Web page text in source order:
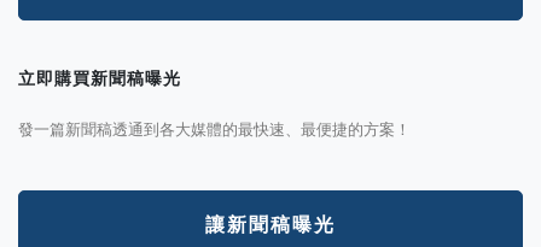
立即購買新聞稿曝光
發一篇新聞稿透通到各大媒體的最快速、最便捷的方案！
讓新聞稿曝光